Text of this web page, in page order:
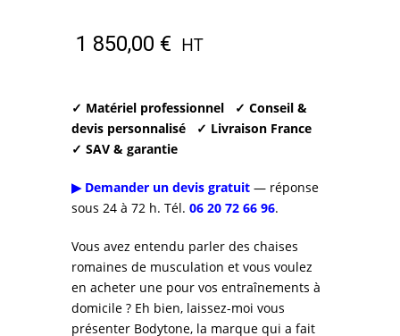
1 850,00 € HT
✓ Matériel professionnel
✓ Conseil &
devis personnalisé
✓ Livraison France
✓ SAV & garantie
▶ Demander un devis gratuit — réponse
sous 24 à 72 h. Tél. 06 20 72 66 96.
Vous avez entendu parler des chaises
romaines de musculation et vous voulez
en acheter une pour vos entraînements à
domicile ? Eh bien, laissez-moi vous
présenter Bodytone, la marque qui a fait